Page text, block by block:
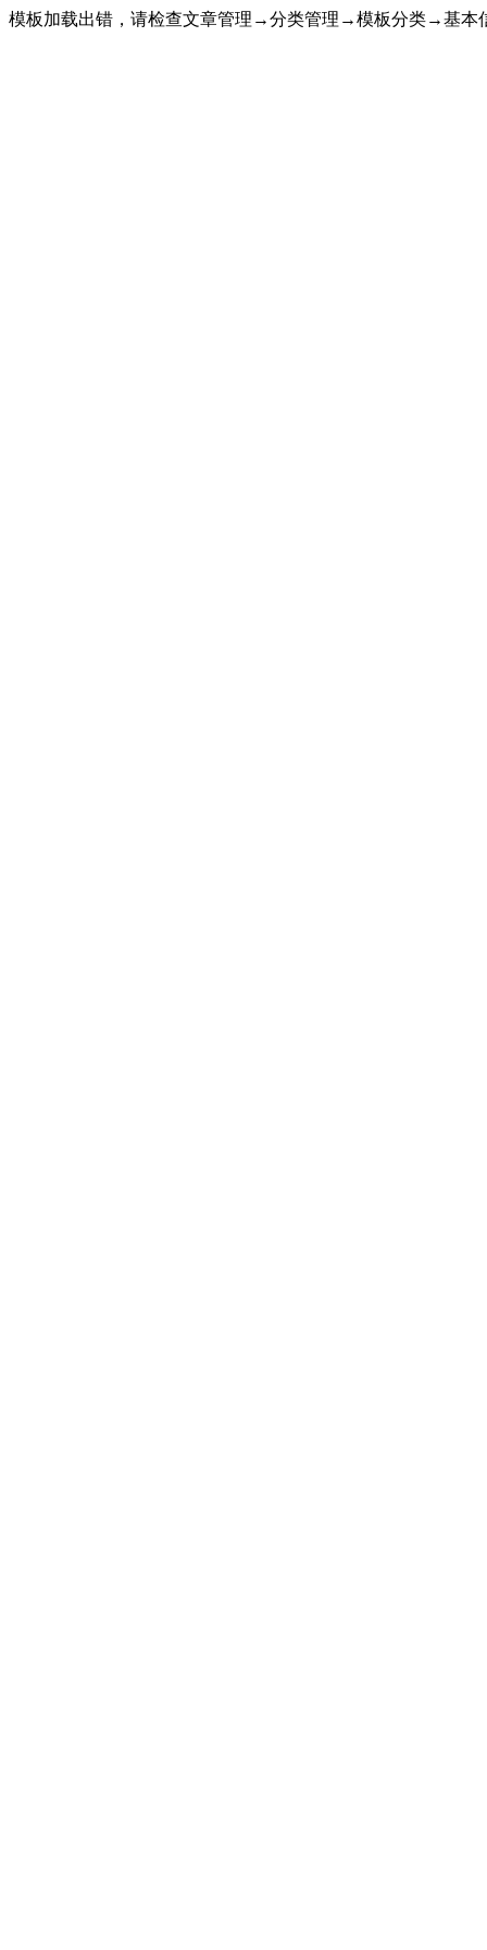
模板加载出错，请检查文章管理→分类管理→模板分类→基本